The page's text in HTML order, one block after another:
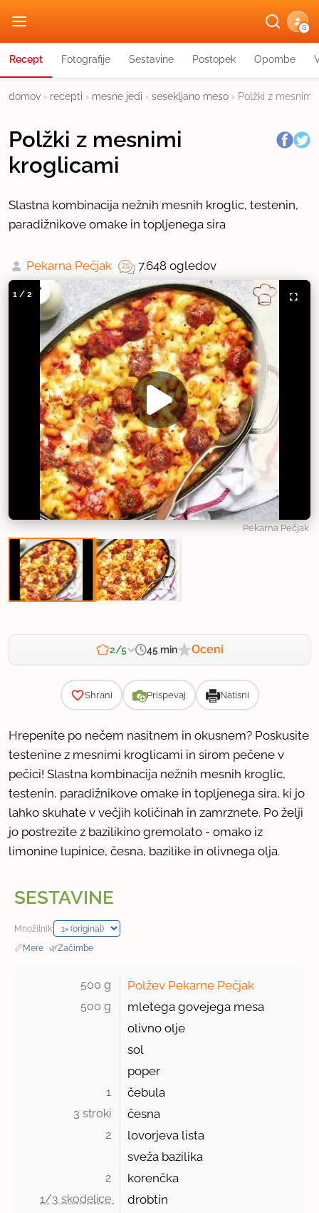
G
Recept Fotografije Sestavine Postopek Opombe
domov › recepti › mesne jedi › sesekljano meso › Polžki z
Polžki z mesnimi
kroglicami
Slastna kombinacija nežnih mesnih kroglic, testenin,
paradižnikove omake in topljenega sira
Pekarna Pečjak 7.648 ogledov
1 / 2
Pekarna Pečjak
2/5 45 min Oceni
Shrani Prispevaj Natisni
Hrepenite po nečem nasitnem in okusnem? Poskusite
testenine z mesnimi kroglicami in sirom pečene v
pečici! Slastna kombinacija nežnih mesnih kroglic,
testenin, paradižnikove omake in topljenega sira, ki jo
lahko skuhate v večjih količinah in zamrznete. Po želji
jo postrezite z bazilikino gremolato - omako iz
limonine lupinice, česna, bazilike in olivnega olja.
SESTAVINE
Množilnik:
📏Mere · 🌿Začimbe
500 g Polžev Pekarne Pečjak
500 g
mletega govejega mesa
olivno olje
sol
poper
1 čebula
3 stroki česna
2
lovorjeva lista
sveža bazilika
2 korenčka
1/3 skodelice drobtin